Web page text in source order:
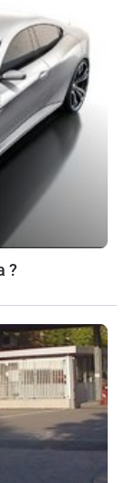
?